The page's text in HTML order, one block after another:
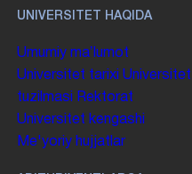
UNIVERSITET HAQIDA
Umumiy maʼlumot
Universitet tarixi Universitet
tuzilmasi
Rektorat
Universitet kengashi
Me'yoriy hujjatlar